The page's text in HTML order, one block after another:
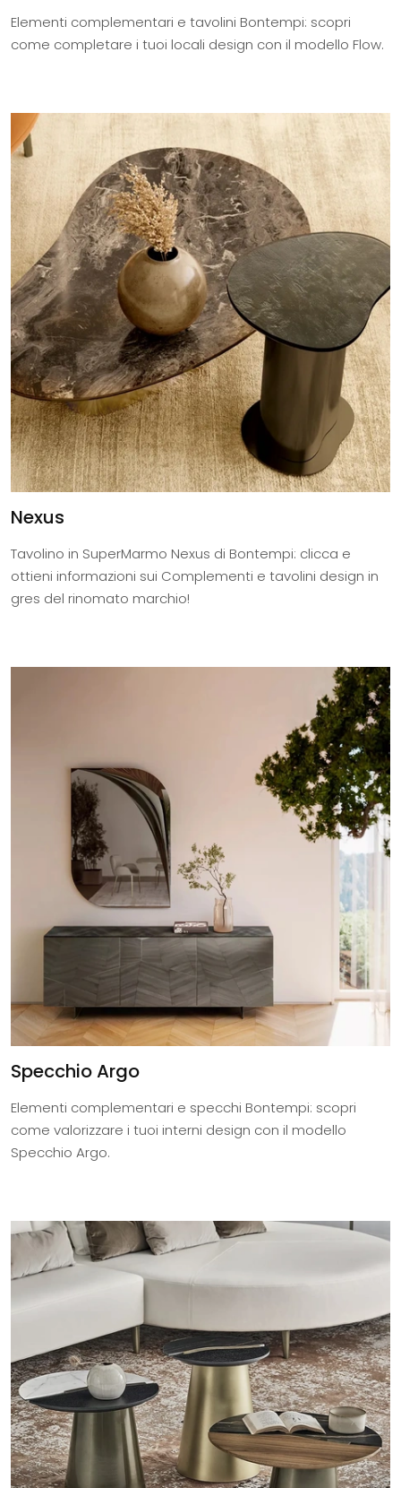
Elementi complementari e tavolini Bontempi: scopri
come completare i tuoi locali design con il modello Flow.
Nexus
Tavolino in SuperMarmo Nexus di Bontempi: clicca e
ottieni informazioni sui Complementi e tavolini design in
gres del rinomato marchio!
Specchio Argo
Elementi complementari e specchi Bontempi: scopri
come valorizzare i tuoi interni design con il modello
Specchio Argo.